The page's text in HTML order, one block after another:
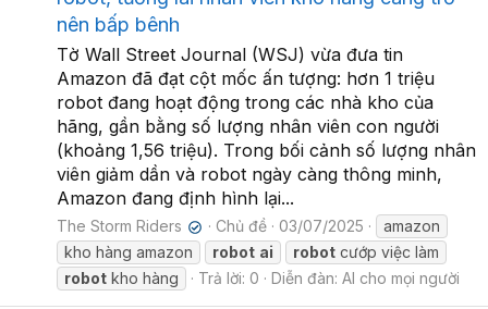
nên bấp bênh
Tờ Wall Street Journal (WSJ) vừa đưa tin
Amazon đã đạt cột mốc ấn tượng: hơn 1 triệu
robot đang hoạt động trong các nhà kho của
hãng, gần bằng số lượng nhân viên con người
(khoảng 1,56 triệu). Trong bối cảnh số lượng nhân
viên giảm dần và robot ngày càng thông minh,
Amazon đang định hình lại...
The Storm Riders ✔ Chủ đề 03/07/2025
amazon
kho hàng amazon
robot ai robot cướp việc làm
robot kho hàng Trả lời: 0 Diễn đàn: AI cho mọi người